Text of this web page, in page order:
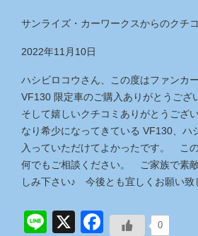
サンライズ・カーワークスからのクチ
2022年11月10日
ハシビロコウさん、この度はファンカ
VF130 限定車のご購入ありがとうご
そして嬉しいクチコミありがとうご
なり希少になってきている VF130、ハ
入っていただけてよかったです。 こ
何でもご相談ください。 ご家族で素
しみ下さい♪ 今後とも宜しくお願い致
0
Line
X Facebook